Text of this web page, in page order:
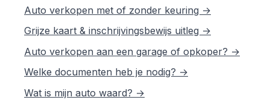
Auto verkopen met of zonder keuring →
Grijze kaart & inschrijvingsbewijs uitleg →
Auto verkopen aan een garage of opkoper? →
Welke documenten heb je nodig? →
Wat is mijn auto waard? →